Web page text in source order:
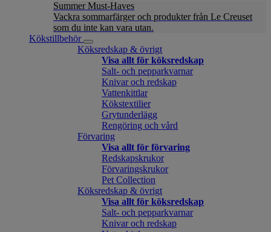
Summer Must-Haves
Vackra sommarfärger och produkter från Le Creuset
som du inte kan vara utan.
Kökstillbehör
Köksredskap & övrigt
Visa allt för köksredskap
Salt- och pepparkvarnar
Knivar och redskap
Vattenkittlar
Kökstextilier
Grytunderlägg
Rengöring och vård
Förvaring
Visa allt för förvaring
Redskapskrukor
Förvaringskrukor
Pet Collection
Köksredskap & övrigt
Visa allt för köksredskap
Salt- och pepparkvarnar
Knivar och redskap